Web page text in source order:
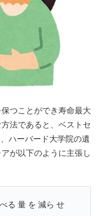
つことができ寿命最大
法であると、ベストセ
ハーバード大学院の遺
が以下のように主張し
る 量 を 減ら せ